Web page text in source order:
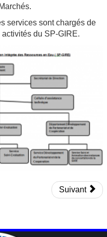
services sont chargés de
du SP-GIRE.
Suivant